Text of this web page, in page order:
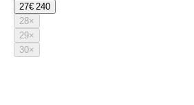
27€ 240
28×
29×
30×